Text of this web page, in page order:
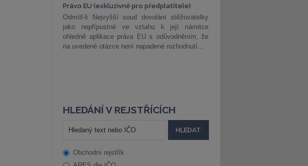
Právo EU (exkluzivně pro předplatitele)
Odmítl-li Nejvyšší soud dovolání stěžovatelky
jako nepřípustné ve vztahu k její námitce
ohledně aplikace práva EU s odůvodněním, že
na uvedené otázce není napadené rozhodnutí...
HLEDÁNÍ V REJSTŘÍCÍCH
Obchodní rejstřík